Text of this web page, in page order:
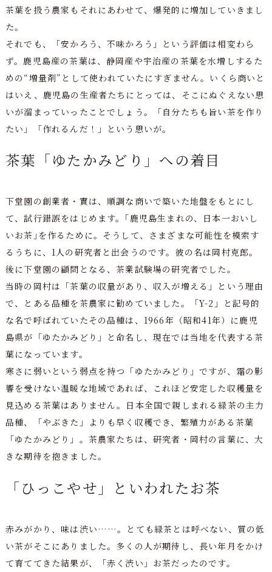
茶葉を扱う農家もそれにあわせて、爆発的に増加していきまし
た。
それでも、「安かろう、不味かろう」という評価は相変わら
ず。鹿児島産の茶葉は、静岡産や宇治産の茶葉を水増しするた
めの“増量剤”として使われていたにすぎません。いくら商いと
はいえ、鹿児島の生産者たちにとっては、そこにぬぐえない思
いが溜まっていったことでしょう。「自分たちも旨い茶を作り
たい」「作れるんだ！」という思いが。
茶葉「ゆたかみどり」への着目
下堂園の創業者・實は、順調な商いで築いた地盤をもとにし
て、試行錯誤をはじめます。｢鹿児島生まれの、日本一おいし
いお茶｣を作るために。そうして、さまざまな可能性を模索す
るうちに、1人の研究者と出会うのです。彼の名は岡村克郎。
後に下堂園の顧問となる、茶業試験場の研究者でした。
当時の岡村は「茶葉の収量があり、収入が増える」という理由
で、とある品種を茶農家に勧めていました。「Y-2」と記号的
な名で呼ばれていたその品種は、1966年（昭和41年）に鹿児
島県が「ゆたかみどり」と命名し、現在では当地を代表する茶
葉になっています。
寒さに弱いという弱点を持つ「ゆたかみどり」ですが、霜の影
響を受けない温暖な地域であれば、これほど安定した収穫量を
見込める茶葉はありません。日本全国で親しまれる緑茶の主力
品種、「やぶきた」よりも早く収穫でき、繁殖力がある茶葉
「ゆたかみどり」。茶農家たちは、研究者・岡村の言葉に、大
きな期待を抱きました。
「ひっこやせ」といわれたお茶
赤みがかり、味は渋い……。とても緑茶とは呼べない、質の低
い茶がそこにありました。多くの人が期待し、長い年月をかけ
て育ててきた結果が、「赤く渋い」お茶だったのです。